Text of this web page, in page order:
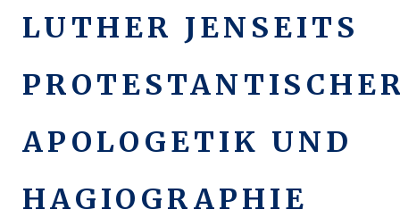
LUTHER JENSEITS
APOLOGETIK UND
HAGIOGRAPHIE